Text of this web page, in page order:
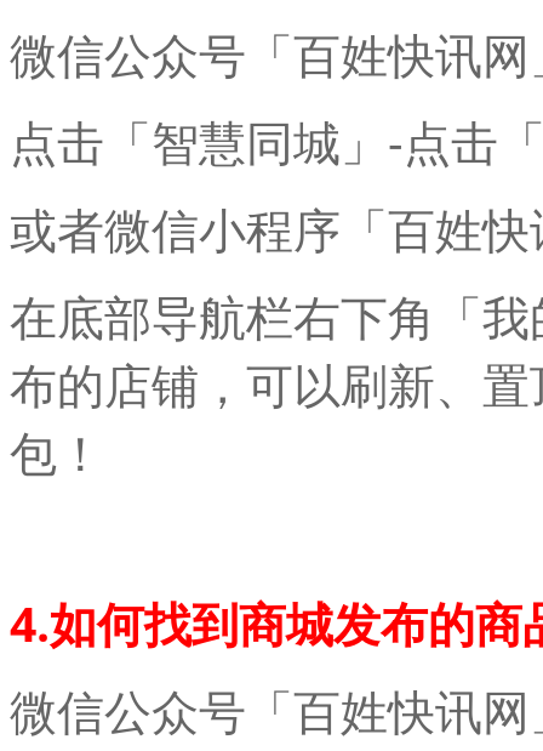
微信公众号「百姓快讯网
点击「智慧同城」-点击
或者微信小程序「百姓
在底部导航栏右下角「
布的店铺，可以刷新、
包！
4.如何找到商城发布的商
微信公众号「百姓快讯网